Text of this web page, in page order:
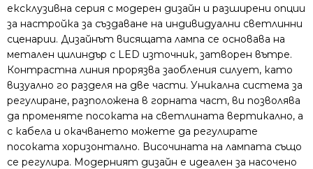
ексклузивна серия с модерен дизайн и разширени опции
за настройка за създаване на индивидуални светлинни
сценарии. Дизайнът висящата лампа се основава на
метален цилиндър с LED източник, затворен вътре.
Контрастна линия прорязва заобления силует, като
визуално го разделя на две части. Уникална система за
регулиране, разположена в горната част, ви позволява
да променяте посоката на светлината вертикално, а
с кабела и окачването можете да регулирате
посоката хоризонтално. Височината на лампата също
се регулира. Модерният дизайн е идеален за насочено